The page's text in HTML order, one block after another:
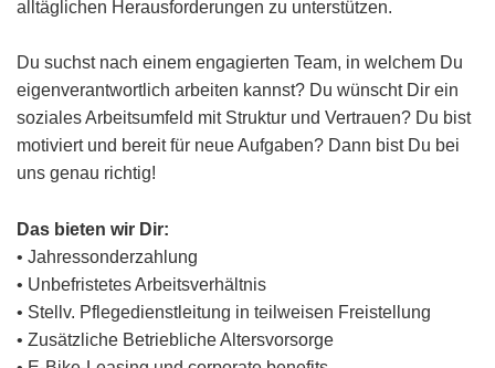
alltäglichen Herausforderungen zu unterstützen.
Du suchst nach einem engagierten Team, in welchem Du
eigenverantwortlich arbeiten kannst? Du wünscht Dir ein
soziales Arbeitsumfeld mit Struktur und Vertrauen? Du bist
motiviert und bereit für neue Aufgaben? Dann bist Du bei
uns genau richtig!
Das bieten wir Dir:
• Jahressonderzahlung
• Unbefristetes Arbeitsverhältnis
• Stellv. Pflegedienstleitung in teilweisen Freistellung
• Zusätzliche Betriebliche Altersvorsorge